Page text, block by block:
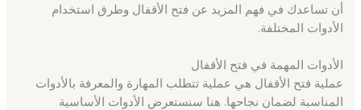
أن تساعدك في فهم المزيد عن فتح الأقفال وطرق استخدام
الأدوات المختلفة.
الأدوات المهمة في فتح الأقفال
عملية فتح الأقفال هي عملية تتطلب المهارة والمعرفة بالأدوات
المناسبة لضمان نجاحها. هنا سنستعرض الأدوات الأساسية